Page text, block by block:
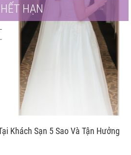
HẾT HẠN
Khách Sạn 5 Sao Và Tận Hưởng